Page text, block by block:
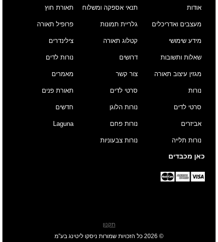
אודות
מעצבים ואדריכלים
מידע שימושי
שאלות ותשובות
מגזין עיצוב תאורה
תנאי אספקה ומשלוח
גלריית תמונות
קטלוג תאורה
דרושים
צור קשר
תאורת חוץ
פרופיל תאורה
צילינדרים
נורות לדים
מאמרים
נורות
סרטי לדים
אביזרים
נורות תלייה
סרטי לדים
נורות הלוגן
נורות פחם
נורות צבעוניות
תאורת פנים
חדשים
Laguna
כאן מכבדים
תקנון
© 2026 כל הזכויות שמורות ניסקו ליטינג בע”מ